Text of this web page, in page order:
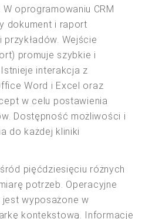
oprogramowaniu CRM
dokument i raport
Wejście
promuje szybkie i
interakcja z
Word i Excel oraz
w celu postawienia
Dostępność możliwości i
do każdej kliniki
pięćdziesięciu różnych
potrzeb. Operacyjne
jest wyposażone w
kontekstową. Informacje